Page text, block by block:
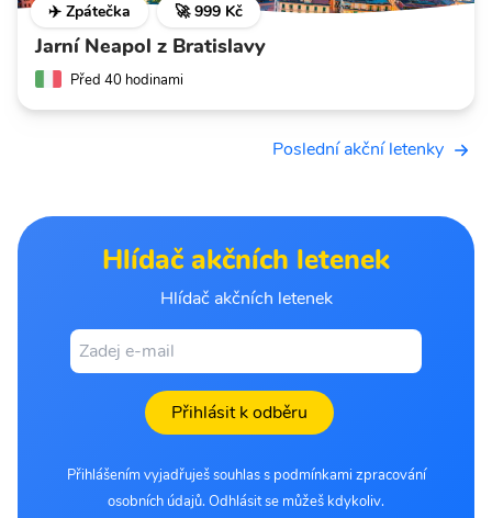
✈️ Zpátečka 🚀 999 Kč
Jarní Neapol z Bratislavy
Před 40 hodinami
Poslední akční letenky
Hlídač akčních letenek
Hlídač akčních letenek
Přihlásit k odběru
Přihlášením vyjadřuješ souhlas s podmínkami zpracování
osobních údajů. Odhlásit se můžeš kdykoliv.